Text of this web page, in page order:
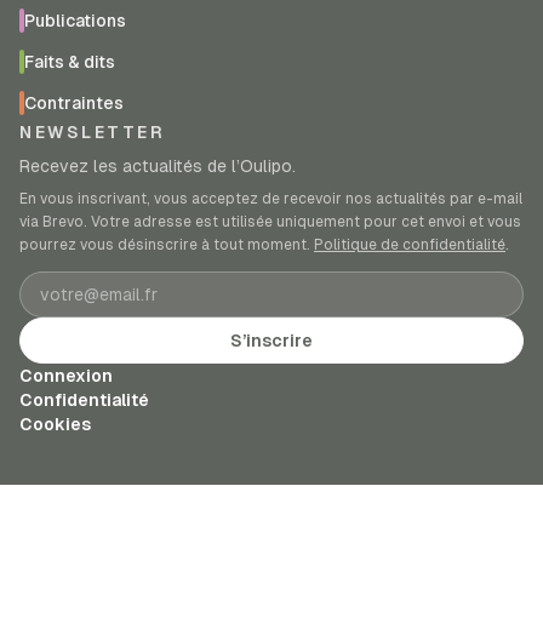
Publications
Faits & dits
Contraintes
NEWSLETTER
Recevez les actualités de l’Oulipo.
En vous inscrivant, vous acceptez de recevoir nos actualités par e-mail
via Brevo. Votre adresse est utilisée uniquement pour cet envoi et vous
pourrez vous désinscrire à tout moment. Politique de confidentialité.
Adresse e-mail
S’inscrire
Connexion
Confidentialité
Cookies